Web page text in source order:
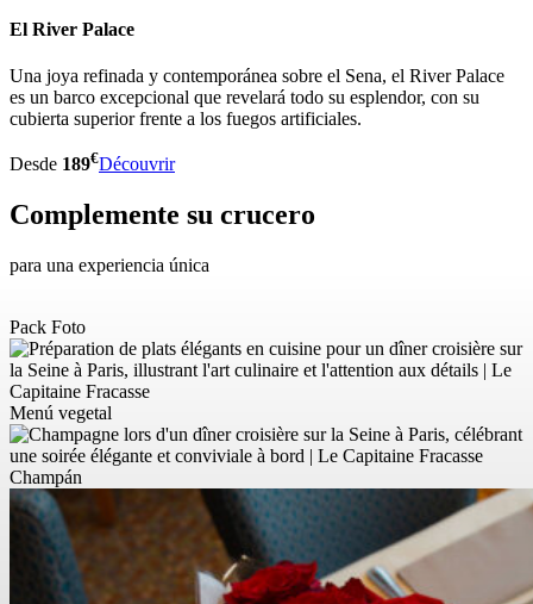
El River Palace
Una joya refinada y contemporánea sobre el Sena, el River Palace
es un barco excepcional que revelará todo su esplendor, con su
cubierta superior frente a los fuegos artificiales.
Desde 189€Découvrir
Complemente su crucero
para una experiencia única
Pack Foto
Menú vegetal
Champán